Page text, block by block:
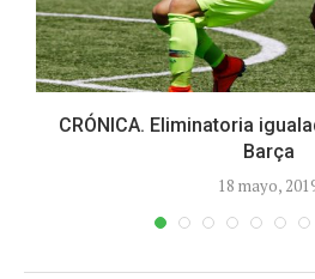
CRÓNICA. Eliminatoria
Barça
18 mayo,